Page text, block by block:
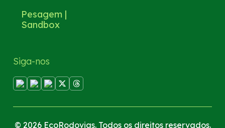
Pesagem |
Sandbox
Siga-nos
© 2026 EcoRodovias. Todos os direitos reservados.